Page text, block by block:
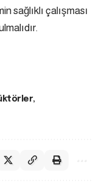
sağlıklı çalışması